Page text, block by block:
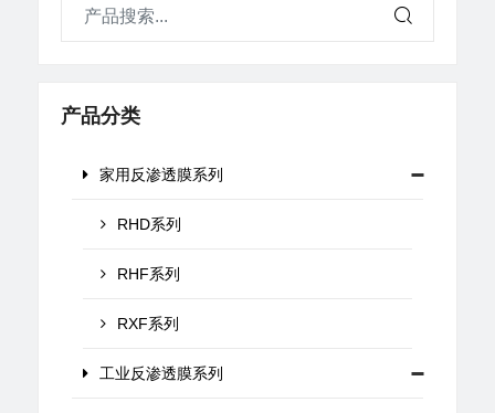
产品分类
家用反渗透膜系列
RHD系列
RHF系列
RXF系列
工业反渗透膜系列